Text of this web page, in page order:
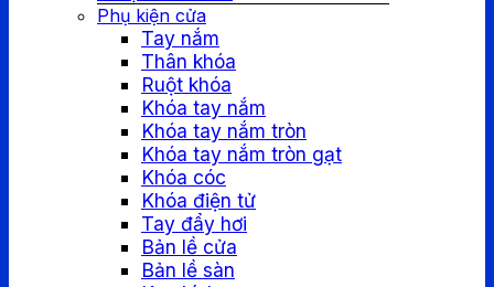
Phụ kiện cửa
Tay nắm
Thân khóa
Ruột khóa
Khóa tay nắm
Khóa tay nắm tròn
Khóa tay nắm tròn gạt
Khóa cóc
Khóa điện tử
Tay đẩy hơi
Bản lề cửa
Bản lề sàn